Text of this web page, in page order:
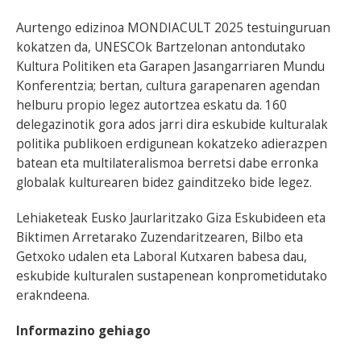
Aurtengo edizinoa MONDIACULT 2025 testuinguruan
kokatzen da, UNESCOk Bartzelonan antondutako
Kultura Politiken eta Garapen Jasangarriaren Mundu
Konferentzia; bertan, cultura garapenaren agendan
helburu propio legez autortzea eskatu da. 160
delegazinotik gora ados jarri dira eskubide kulturalak
politika publikoen erdigunean kokatzeko adierazpen
batean eta multilateralismoa berretsi dabe erronka
globalak kulturearen bidez gainditzeko bide legez.
Lehiaketeak Eusko Jaurlaritzako Giza Eskubideen eta
Biktimen Arretarako Zuzendaritzearen, Bilbo eta
Getxoko udalen eta Laboral Kutxaren babesa dau,
eskubide kulturalen sustapenean konprometidutako
erakndeena.
Informazino gehiago